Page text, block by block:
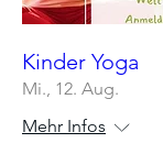
Kinder Yoga
Mi., 12. Aug.
Mehr Infos